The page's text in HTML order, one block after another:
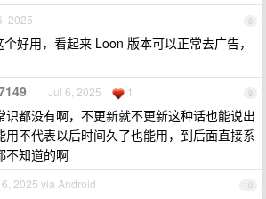
8
2025
个好用，看起来 Loon 版本可以正常去广告，
9
Jul 6, 2025 1
识都没有啊，不更新就不更新这种话也能说出
用不代表以后时间久了也能用，到后面直接系
不知道的啊
10
2025 via Android